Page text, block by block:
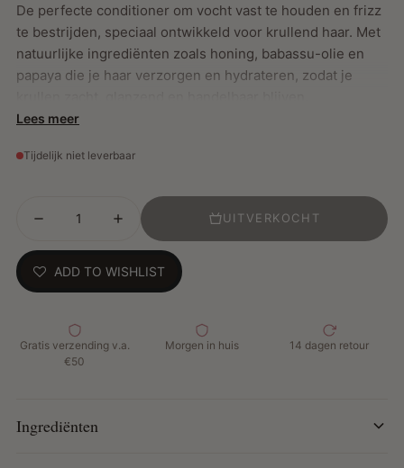
De perfecte conditioner om vocht vast te houden en frizz
te bestrijden, speciaal ontwikkeld voor krullend haar. Met
natuurlijke ingrediënten zoals honing, babassu-olie en
papaya die je haar verzorgen en hydrateren, zodat je
Belangrijkste Kenmerken:
Babassu-olie: Maakt je haar makkelijker doorkambaar
Papaya: Vermindert droogheid en voedt intensief
Vrij van zout, parabenen, siliconen, kleurstoffen en
minerale oliën
met de vingers of een wijde kam en goed uitspoelen.
Lees meer
Tijdelijk niet leverbaar
UITVERKOCHT
ADD TO WISHLIST
Gratis verzending v.a.
€50
Morgen in huis 14 dagen retour
Ingrediënten